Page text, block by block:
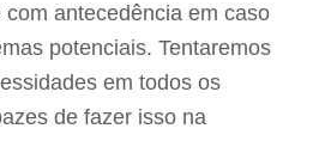
antecedência em caso
potenciais. Tentaremos
em todos os
de fazer isso na